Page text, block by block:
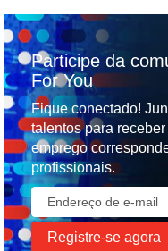
Participe da
For You
Fique conectado!
talentos para
emprego
profissionais.